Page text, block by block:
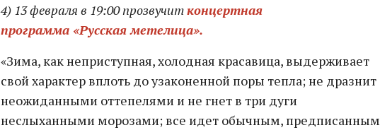
4) 13 февраля в 19:00 прозвучитконцертная
программа «Русская метелица».
«Зима, как неприступная, холодная красавица, выдерживает
свой характер вплоть до узаконенной поры тепла; не дразнит
неожиданными оттепелями и не гнет в три дуги
неслыханными морозами; все идет обычным, предписанным